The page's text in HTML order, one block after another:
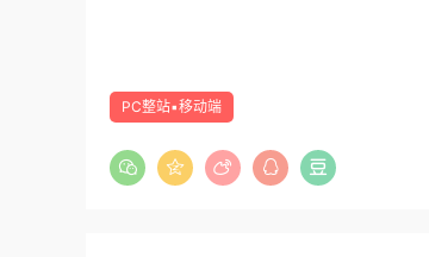
PC整站▪移动端